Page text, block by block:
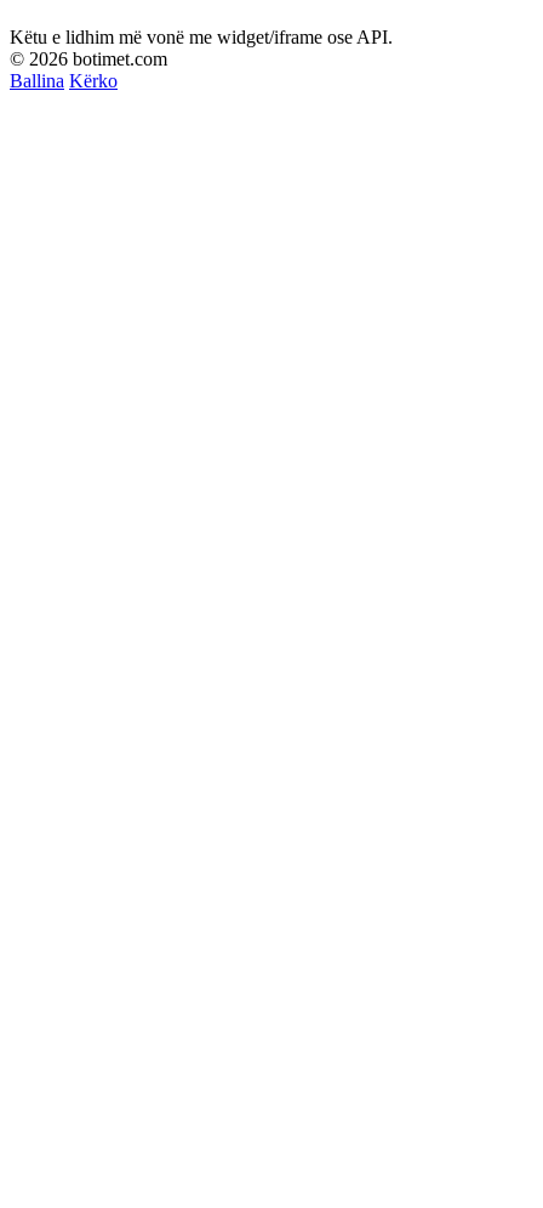
Këtu e lidhim më vonë me widget/iframe ose API.
© 2026 botimet.com
Ballina Kërko